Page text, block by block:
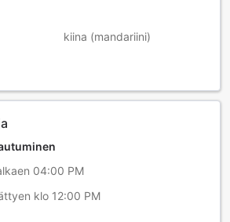
kiina (mandariini)
04:00 PM
klo 12:00 PM